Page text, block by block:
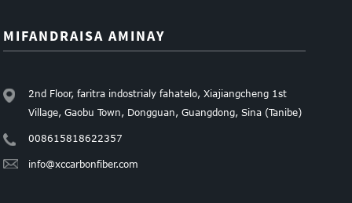
MIFANDRAISA AMINAY
2nd Floor, faritra indostrialy fahatelo, Xiajiangcheng 1st
Village, Gaobu Town, Dongguan, Guangdong, Sina (Tanibe)
008615818622357
info@xccarbonfiber.com